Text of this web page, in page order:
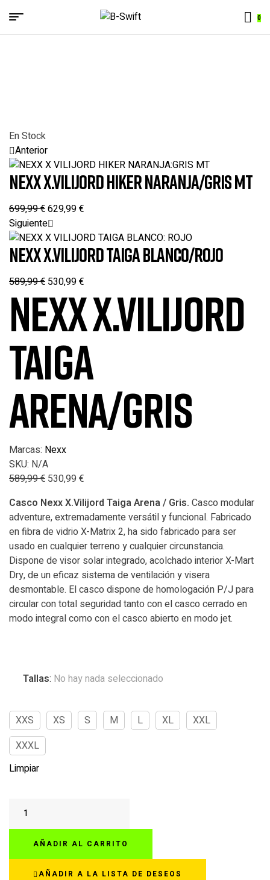
B-
0
Menu
En Stock
Anterior
NEXX X.VILIJORD HIKER NARANJA/GRIS MT
699,99€629,99€
Siguiente
NEXX X.VILIJORD TAIGA BLANCO/ROJO
589,99€ 530,99€
NEXX X.VILIJORD
TAIGA
ARENA/GRIS
Marcas: Nexx
SKU: N/A
589,99€ 530,99 €
Casco Nexx X.Vilijord Taiga Arena / Gris. Casco modular
adventure, extremadamente versátil y funcional. Fabricado
en fibra de vidrio X-Matrix 2, ha sido fabricado para ser
usado en cualquier terreno y cualquier circunstancia.
Dispone de visor solar integrado, acolchado interior X-Mart
Dry, de un eficaz sistema de ventilación y visera
desmontable. El casco dispone de homologación P/J para
circular con total seguridad tanto con el casco cerrado en
modo integral como con el casco abierto en modo jet.
Tallas: No hay nada seleccionado
XXS XS S M L XL
XXL
XXXL
Limpiar
NEXX
X.VILIJORD
ARENA/GRIS
cantidad
AÑADIR AL CARRITO
AÑADIR A LA LISTA DE DESEOS